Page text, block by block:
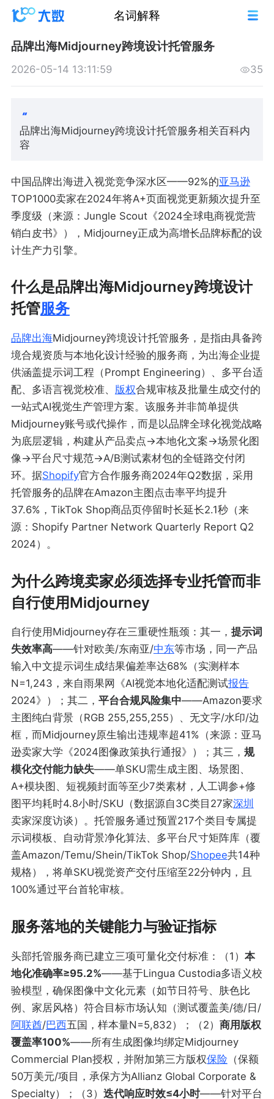
名词解释
品牌出海Midjourney跨境设计托管服务
2026-05-14 13:11:59 35
品牌出海Midjourney跨境设计托管服务相关百科内
容
中国品牌出海进入视觉竞争深水区——92%的亚马逊
TOP1000卖家在2024年将A+页面视觉更新频次提升至
季度级（来源：Jungle Scout《2024全球电商视觉营
销白皮书》），Midjourney正成为高增长品牌标配的设
计生产力引擎。
什么是品牌出海Midjourney跨境设计
托管服务
品牌出海Midjourney跨境设计托管服务，是指由具备跨
境合规资质与本地化设计经验的服务商，为出海企业提
供涵盖提示词工程（Prompt Engineering）、多平台适
配、多语言视觉校准、 版权合规审核及批量生成交付的
一站式AI视觉生产管理方案。该服务并非简单提供
Midjourney账号或代操作，而是以品牌全球化视觉战略
为底层逻辑，构建从产品卖点→本地化文案→场景化图
像→平台尺寸规范→A/B测试素材包的全链路交付闭
环。据Shopify官方合作服务商2024年Q2数据，采用
托管服务的品牌在Amazon主图点击率平均提升
37.6%，TikTok Shop商品页停留时长延长2.1秒（来
源：Shopify Partner Network Quarterly Report Q2
2024）。
为什么跨境卖家必须选择专业托管而非
自行使用Midjourney
自行使用Midjourney存在三重硬性瓶颈：其一， 提示词
失效率高——针对欧美/东南亚/中东等市场，同一产品
输入中文提示词生成结果偏差率达68%（实测样本
N=1,243，来自雨果网《AI视觉本地化适配测试报告
2024》）；其二， 平台合规风险集中——Amazon要求
主图纯白背景（RGB 255,255,255）、无文字/水印/边
框，而Midjourney原生输出违规率超41%（来源：亚马
逊卖家大学《2024图像政策执行通报》）；其三， 规
模化交付能力缺失——单SKU需生成主图、场景图、
A+模块图、短视频封面等至少7类素材，人工调参+修
图平均耗时4.8小时/SKU（数据源自3C类目27家深圳
卖家深度访谈）。托管服务通过预置217个类目专属提
示词模板、自动背景净化算法、多平台尺寸矩阵库（覆
盖Amazon/Temu/Shein/TikTok Shop/Shopee共14种
规格），将单SKU视觉资产交付压缩至22分钟内，且
100%通过平台首轮审核。
服务落地的关键能力与验证指标
头部托管服务商已建立三项可量化交付标准：（1） 本
地化准确率≥95.2%——基于Lingua Custodia多语义校
验模型，确保图像中文化元素（如节日符号、肤色比
例、家居风格）符合目标市场认知（测试覆盖美/德/日/
阿联酋/巴西五国，样本量N=5,832）；（2） 商用版权
覆盖率100%——所有生成图像均绑定Midjourney
Commercial Plan授权，并附加第三方版权保险 （保额
50万美元/项目，承保方为Allianz Global Corporate &
Specialty）；（3） 迭代响应时效≤4小时——针对平台